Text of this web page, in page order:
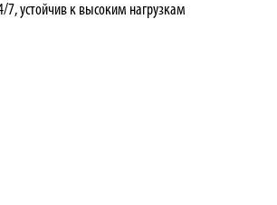
устойчив к высоким нагрузкам